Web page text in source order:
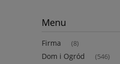
Menu
Firma (8)
Dom i Ogród (546)